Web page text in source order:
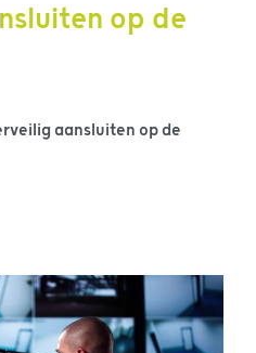
op de
aansluiten op de